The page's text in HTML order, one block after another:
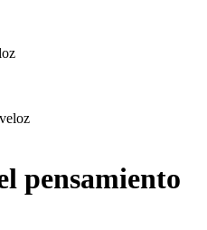
pensamiento